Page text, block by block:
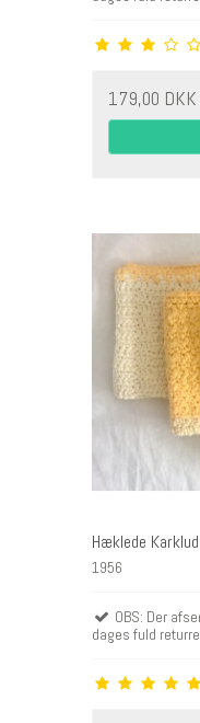
179,00 DKK
Hæklede
1956
OBS: Der
dages fuld